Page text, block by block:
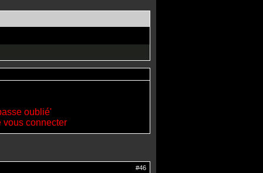
oublié'
vous connecter
#46